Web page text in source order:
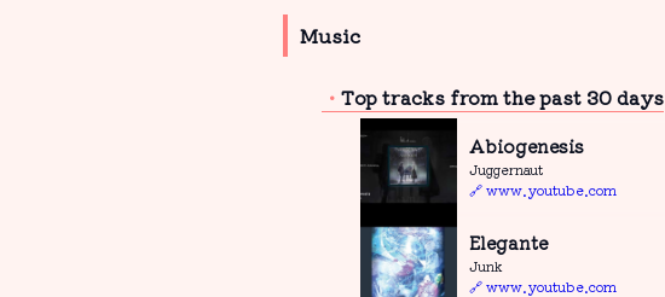
Music
Top tracks from the past 30 days
Abiogenesis
Juggernaut
🔗 www.youtube.com
Elegante
Junk
🔗 www.youtube.com